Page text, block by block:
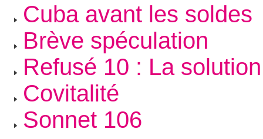
Cuba avant les soldes
Brève spéculation
Refusé 10 : La solution
Covitalité
Sonnet 106